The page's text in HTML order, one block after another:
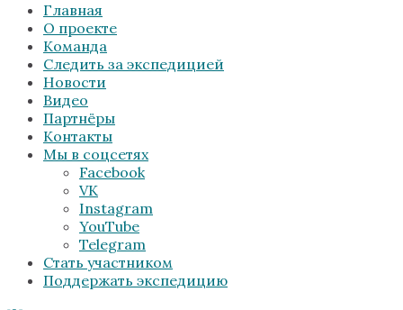
Главная
О проекте
Команда
Следить за экспедицией
Новости
Видео
Партнёры
Контакты
Мы в соцсетях
Facebook
VK
Instagram
YouTube
Telegram
Стать участником
Поддержать экспедицию